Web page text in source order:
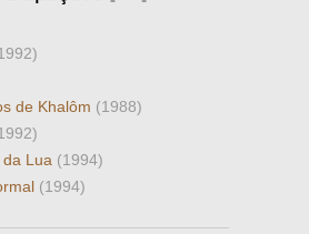
de Khalôm (1988)
Lua (1994)
(1994)